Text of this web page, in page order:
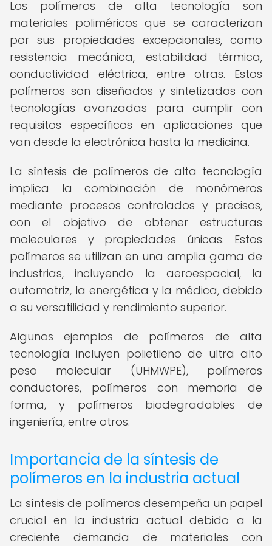
Los polímeros de alta tecnología son
materiales poliméricos que se caracterizan
por sus propiedades excepcionales, como
resistencia mecánica, estabilidad térmica,
conductividad eléctrica, entre otras. Estos
polímeros son diseñados y sintetizados con
tecnologías avanzadas para cumplir con
requisitos específicos en aplicaciones que
van desde la electrónica hasta la medicina.
La síntesis de polímeros de alta tecnología
implica la combinación de monómeros
mediante procesos controlados y precisos,
con el objetivo de obtener estructuras
moleculares y propiedades únicas. Estos
polímeros se utilizan en una amplia gama de
industrias, incluyendo la aeroespacial, la
automotriz, la energética y la médica, debido
a su versatilidad y rendimiento superior.
Algunos ejemplos de polímeros de alta
tecnología incluyen polietileno de ultra alto
peso molecular (UHMWPE), polímeros
conductores, polímeros con memoria de
forma, y polímeros biodegradables de
ingeniería, entre otros.
Importancia de la síntesis de
polímeros en la industria actual
La síntesis de polímeros desempeña un papel
crucial en la industria actual debido a la
creciente demanda de materiales con